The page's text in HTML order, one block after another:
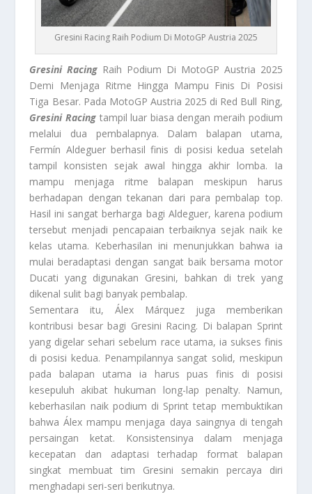
Gresini Racing Raih Podium Di MotoGP Austria 2025
Gresini Racing Raih Podium Di MotoGP Austria 2025
Demi Menjaga Ritme Hingga Mampu Finis Di Posisi
Tiga Besar. Pada MotoGP Austria 2025 di Red Bull Ring,
Gresini Racing tampil luar biasa dengan meraih podium
melalui dua pembalapnya. Dalam balapan utama,
Fermín Aldeguer berhasil finis di posisi kedua setelah
tampil konsisten sejak awal hingga akhir lomba. Ia
mampu menjaga ritme balapan meskipun harus
berhadapan dengan tekanan dari para pembalap top.
Hasil ini sangat berharga bagi Aldeguer, karena podium
tersebut menjadi pencapaian terbaiknya sejak naik ke
kelas utama. Keberhasilan ini menunjukkan bahwa ia
mulai beradaptasi dengan sangat baik bersama motor
Ducati yang digunakan Gresini, bahkan di trek yang
dikenal sulit bagi banyak pembalap.
Sementara itu, Álex Márquez juga memberikan
kontribusi besar bagi Gresini Racing. Di balapan Sprint
yang digelar sehari sebelum race utama, ia sukses finis
di posisi kedua. Penampilannya sangat solid, meskipun
pada balapan utama ia harus puas finis di posisi
kesepuluh akibat hukuman long-lap penalty. Namun,
keberhasilan naik podium di Sprint tetap membuktikan
bahwa Álex mampu menjaga daya saingnya di tengah
persaingan ketat. Konsistensinya dalam menjaga
kecepatan dan adaptasi terhadap format balapan
singkat membuat tim Gresini semakin percaya diri
menghadapi seri-seri berikutnya.